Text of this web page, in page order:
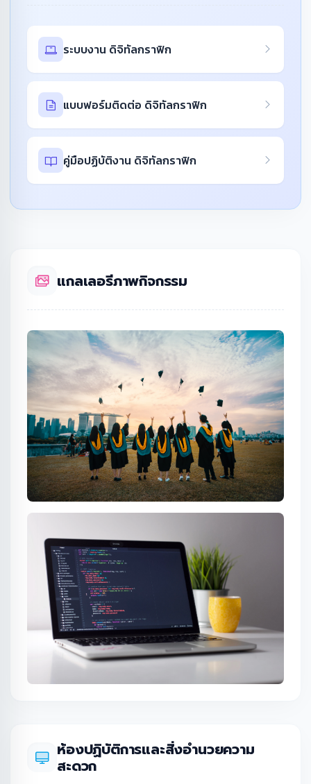
ระบบงาน ดิจิทัลกราฟิก
แบบฟอร์มติดต่อ ดิจิทัลกราฟิก
คู่มือปฏิบัติงาน ดิจิทัลกราฟิก
แกลเลอรีภาพกิจกรรม
ห้องปฏิบัติการและสิ่งอำนวยความ
สะดวก